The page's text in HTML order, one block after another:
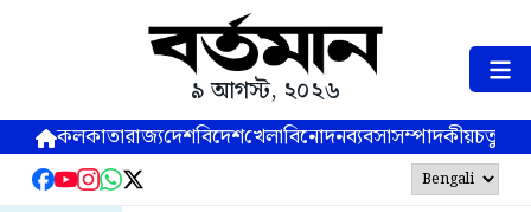
৯ আগস্ট, ২০২৬
কলকাতারাজ্যদেশবিদেশখেলাবিনোদনব্যবসাসম্পাদকীয়